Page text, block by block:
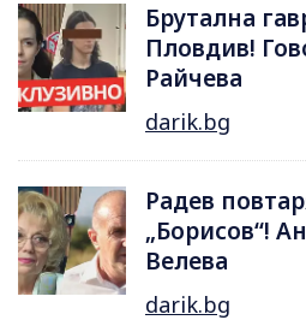
Брутална
Пловдив!
Райчева
darik.bg
Радев
„Борисов“!
Велева
darik.bg